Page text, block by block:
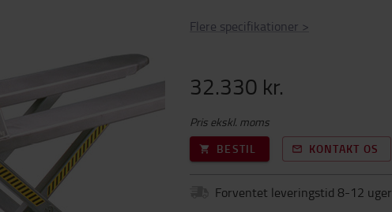
Flere specifikationer >
32.330 kr.
Pris ekskl. moms
BESTIL
KONTAKT OS
Forventet leveringstid 8-12 uger